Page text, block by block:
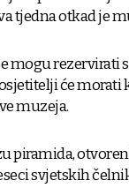
tjedna otkad je
mogu rezervirati
će
muzeja.
piramida,
svjetskih